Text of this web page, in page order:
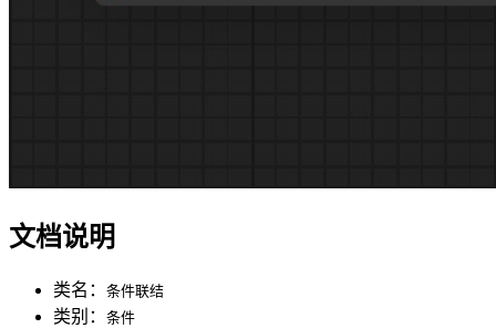
文档说明
类名： 条件联结
类别： 条件